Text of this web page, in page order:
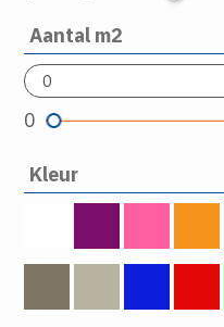
Aantal m2
0
Kleur